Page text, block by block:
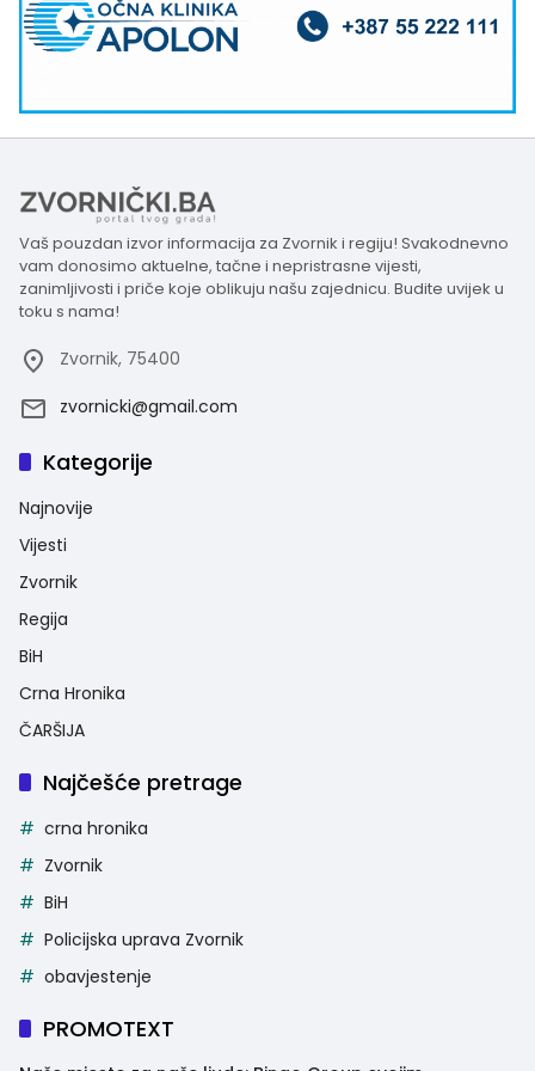
Vaš pouzdan izvor informacija za Zvornik i regiju! Svakodnevno
vam donosimo aktuelne, tačne i nepristrasne vijesti,
zanimljivosti i priče koje oblikuju našu zajednicu. Budite uvijek u
toku s nama!
Zvornik, 75400
zvornicki@gmail.com
Kategorije
Najnovije
Vijesti
Zvornik
Regija
BiH
Crna Hronika
ČARŠIJA
Najčešće pretrage
crna hronika
Zvornik
BiH
Policijska uprava Zvornik
obavjestenje
PROMOTEXT